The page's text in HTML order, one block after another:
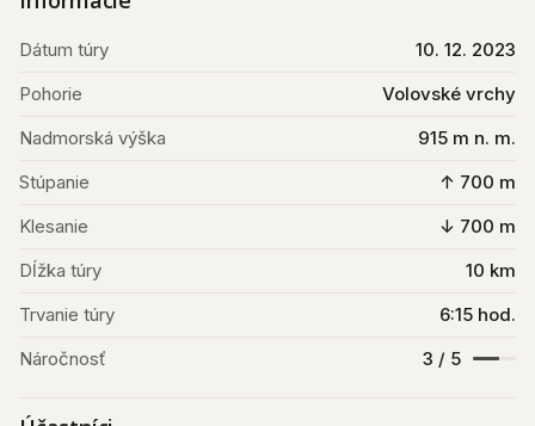
Dátum túry
10. 12. 2023
Pohorie
Volovské vrchy
Nadmorská výška
915 m n. m.
Stúpanie
↑ 700 m
Klesanie
↓ 700 m
Dĺžka túry
10 km
Trvanie túry
6:15 hod.
Náročnosť
3 / 5